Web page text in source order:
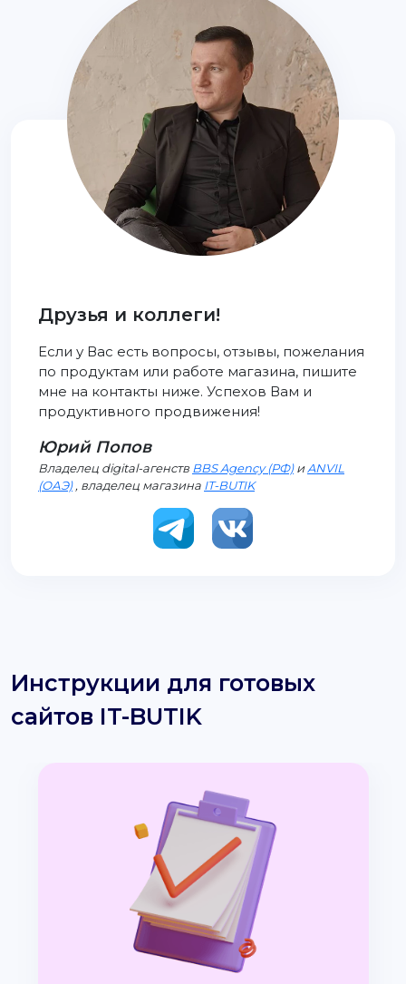
Друзья и коллеги!
Если у Вас есть вопросы, отзывы, пожелания
по продуктам или работе магазина, пишите
мне на контакты ниже. Успехов Вам и
продуктивного продвижения!
Юрий Попов
Владелец digital-агенств BBS Agency (РФ)иANVIL
(ОАЭ), владелец магазина IT-BUTIK
Инструкции для готовых
сайтов IT-BUTIK